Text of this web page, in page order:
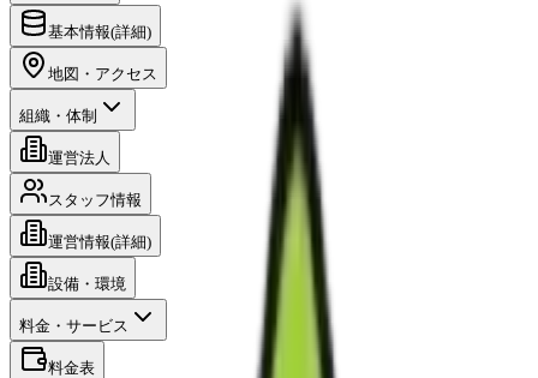
基本情報(詳細)
地図・アクセス
組織・体制
運営法人
スタッフ情報
運営情報(詳細)
設備・環境
料金・サービス
料金表